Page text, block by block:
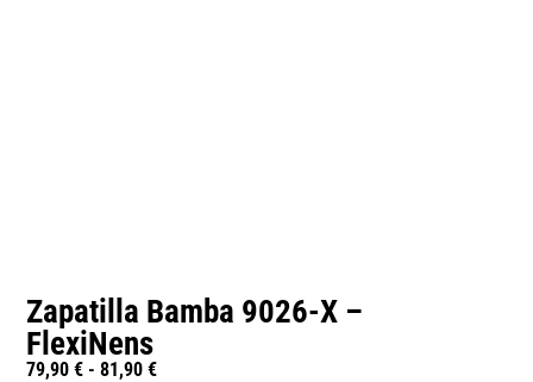
Zapatilla Bamba 9026-X –
FlexiNens
79,90€ - 81,90€